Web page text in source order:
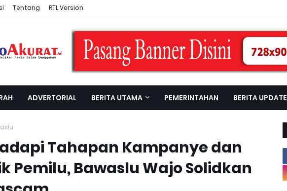
Tentang RTL Version
ADVERTORIAL BERITA UTAMA PEMERINTAHAN BERITA UPDATE
Tahapan Kampanye dan
Pemilu, Bawaslu Wajo Solidkan